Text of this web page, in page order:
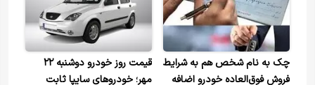
چک به نام شخص هم به شرایط
فروش فوق‌العاده خودرو اضافه
قیمت روز خودرو دوشنبه ۲۲
مهر؛ خودروهای سایپا ثابت